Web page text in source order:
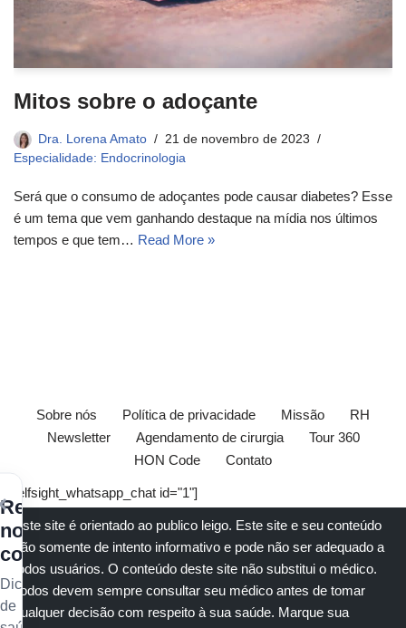
Mitos sobre o adoçante
Dra. Lorena Amato
21 de novembro de 2023
Especialidade: Endocrinologia
Será que o consumo de adoçantes pode causar diabetes? Esse
é um tema que vem ganhando destaque na mídia nos últimos
tempos e que tem… Read More »
Sobre nós Política de privacidade Missão
RH
Newsletter
Agendamento de cirurgia
Tour 360
HON Code
Contato
[elfsight_whatsapp_chat id="1"]
Este site é orientado ao publico leigo. Este site e seu conteúdo
são somente de intento informativo e pode não ser adequado a
todos usuários. O conteúdo deste site não substitui o médico.
Todos devem sempre consultar seu médico antes de tomar
qualquer decisão com respeito à sua saúde. Marque sua
Receba
nossos
conteúdos
Dicas
de